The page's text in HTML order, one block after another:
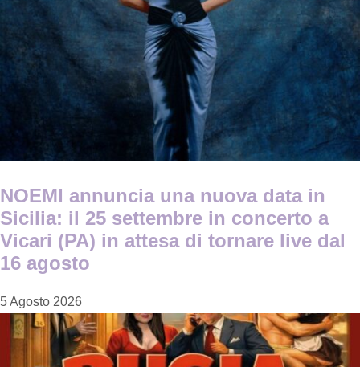
NOEMI annuncia una nuova data in
Sicilia: il 25 settembre in concerto a
Vicari (PA) in attesa di tornare live dal
16 agosto
5 Agosto 2026